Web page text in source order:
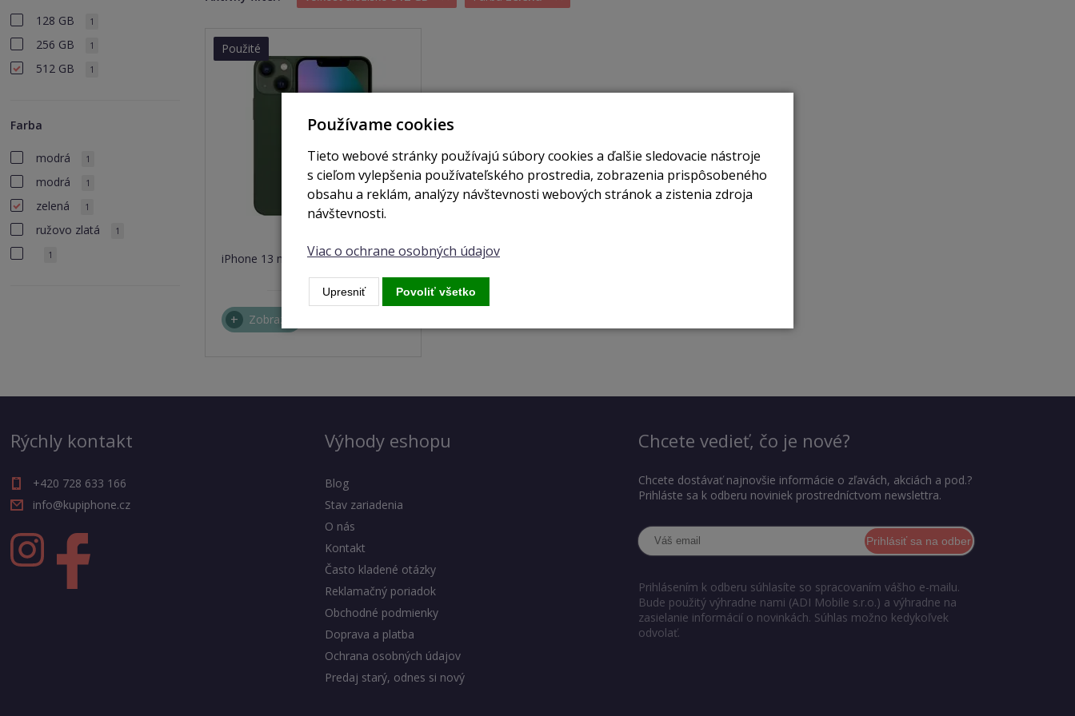
128 GB 1
256 GB 1
512 GB 1
Farba
modrá 1
modrá 1
zelená 1
ružovo zlatá 1
1
Použité
iPhone 13 mini 512GB green
Zobraziť
Rýchly kontakt
+420 728 633 166
info@kupiphone.cz
Výhody eshopu
Blog
Stav zariadenia
O nás
Kontakt
Často kladené otázky
Reklamačný poriadok
Obchodné podmienky
Doprava a platba
Ochrana osobných údajov
Predaj starý, odnes si nový
Chcete vedieť, čo je nové?
Chcete dostávať najnovšie informácie o zľavách, akciách a pod.?
Prihláste sa k odberu noviniek prostredníctvom newslettra.
Prihlásiť sa na odber
Prihlásením k odberu súhlasíte so spracovaním vášho e-mailu.
Bude použitý výhradne nami (ADI Mobile s.r.o.) a výhradne na
zasielanie informácií o novinkách. Súhlas možno kedykoľvek
odvolať.
Používame cookies
Tieto webové stránky používajú súbory cookies a ďalšie sledovacie nástroje
s cieľom vylepšenia používateľského prostredia, zobrazenia prispôsobeného
obsahu a reklám, analýzy návštevnosti webových stránok a zistenia zdroja
návštevnosti.
Viac o ochrane osobných údajov
Upresniť Povoliť všetko